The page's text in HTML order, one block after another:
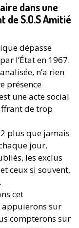
dans une
de S.O.S Amitié
dépasse
l’État en 1967.
n’a rien
présence
une acte social
de trop
plus que jamais
jour,
les exclus
ceux si souvent,
cet
appuierons sur
compterons sur